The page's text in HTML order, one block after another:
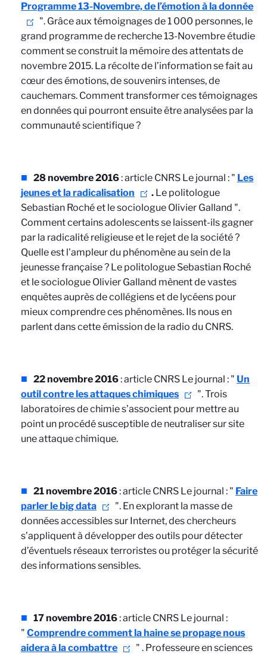
Programme 13-Novembre, de l’émotion à la donnée
". Grâce aux témoignages de 1 000 personnes, le
grand programme de recherche 13-Novembre étudie
comment se construit la mémoire des attentats de
novembre 2015. La récolte de l’information se fait au
cœur des émotions, de souvenirs intenses, de
cauchemars. Comment transformer ces témoignages
en données qui pourront ensuite être analysées par la
communauté scientifique ?
28 novembre 2016: article CNRS Le journal : " Les
jeunes et la radicalisation
. Le politologue
Sebastian Roché et le sociologue Olivier Galland ".
Comment certains adolescents se laissent-ils gagner
par la radicalité religieuse et le rejet de la société ?
Quelle est l'ampleur du phénomène au sein de la
jeunesse française ? Le politologue Sebastian Roché
et le sociologue Olivier Galland mènent de vastes
enquêtes auprès de collégiens et de lycéens pour
mieux comprendre ces phénomènes. Ils nous en
parlent dans cette émission de la radio du CNRS.
22 novembre 2016: article CNRS Le journal : " Un
outil contre les attaques chimiques
". Trois
laboratoires de chimie s’associent pour mettre au
point un procédé susceptible de neutraliser sur site
une attaque chimique.
21 novembre 2016: article CNRS Le journal : " Faire
parler le big data
". En explorant la masse de
données accessibles sur Internet, des chercheurs
s’appliquent à développer des outils pour détecter
d’éventuels réseaux terroristes ou protéger la sécurité
des informations sensibles.
17 novembre 2016: article CNRS Le journal :
" Comprendre comment la haine se propage nous
aidera à la combattre
" . Professeure en sciences